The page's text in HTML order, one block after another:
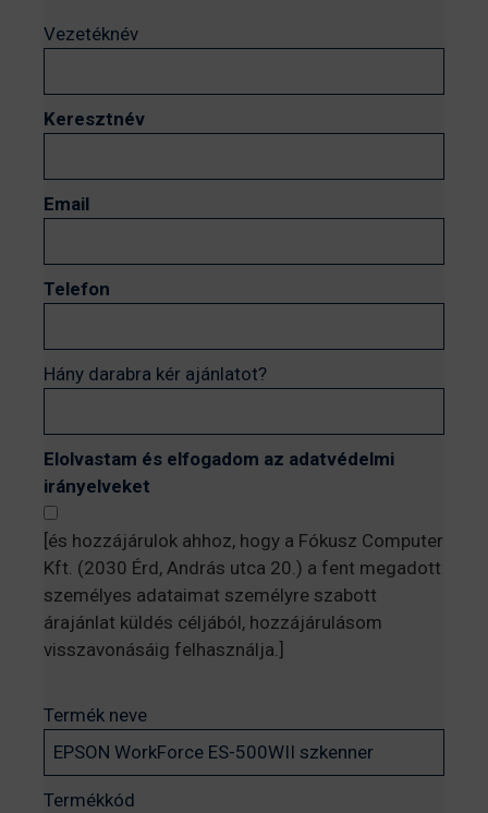
Vezetéknév
Keresztnév
Email
Telefon
Hány darabra kér ajánlatot?
Elolvastam és elfogadom az adatvédelmi
irányelveket
[és hozzájárulok ahhoz, hogy a Fókusz Computer
Kft. (2030 Érd, András utca 20.) a fent megadott
személyes adataimat személyre szabott
árajánlat küldés céljából, hozzájárulásom
visszavonásáig felhasználja.]
Termék neve
Termékkód